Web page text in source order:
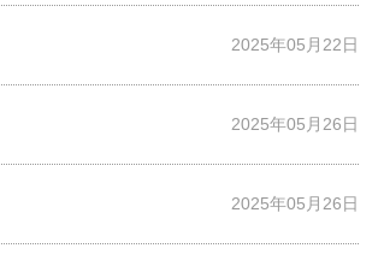
2025年05月22日
2025年05月26日
2025年05月26日